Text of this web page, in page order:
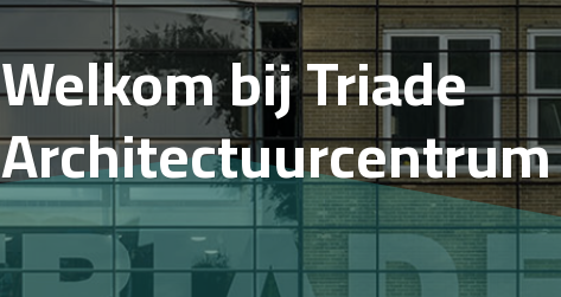
Welkom bij Triade
Architectuurcentrum